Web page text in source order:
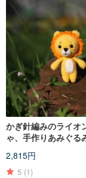
かぎ針編みのライオ
ゃ、手作りあみぐる
らかいかぎ針編みの
2,815円
5 (1)